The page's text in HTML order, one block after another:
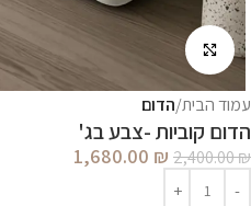
עמוד הבית הדום
הדום קוביות -צבע בג'
2,400.00₪
1,680.00 ₪
לחץ להגדלה